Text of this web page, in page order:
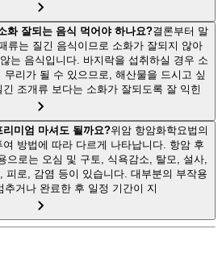
화 잘되는 음식 먹어야 하나요?결론부터 말
류는 질긴 음식이므로 소화가 잘되지 않아
는 음식입니다. 바지락을 섭취하실 경우 소
리가 될 수 있으므로, 해산물을 드시고 싶
조개류 보다는 소화가 잘되도록 잘 익힌
미엄 마셔도 될까요?위암 항암화학요법의
방법에 따라 다르게 나타납니다. 항암 후
으로는 오심 및 구토, 식욕감소, 탈모, 설사,
피로, 감염 등이 있습니다. 대부분의 부작용
추거나 완료한 후 일정 기간이 지